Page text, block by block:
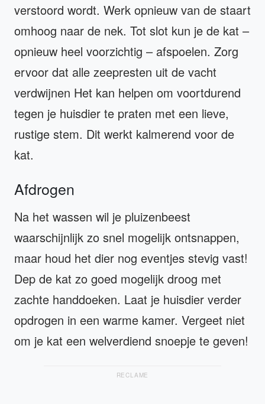
verstoord wordt. Werk opnieuw van de staart
omhoog naar de nek. Tot slot kun je de kat –
opnieuw heel voorzichtig – afspoelen. Zorg
ervoor dat alle zeepresten uit de vacht
verdwijnen Het kan helpen om voortdurend
tegen je huisdier te praten met een lieve,
rustige stem. Dit werkt kalmerend voor de
kat.
Afdrogen
Na het wassen wil je pluizenbeest
waarschijnlijk zo snel mogelijk ontsnappen,
maar houd het dier nog eventjes stevig vast!
Dep de kat zo goed mogelijk droog met
zachte handdoeken. Laat je huisdier verder
opdrogen in een warme kamer. Vergeet niet
om je kat een welverdiend snoepje te geven!
RECLAME